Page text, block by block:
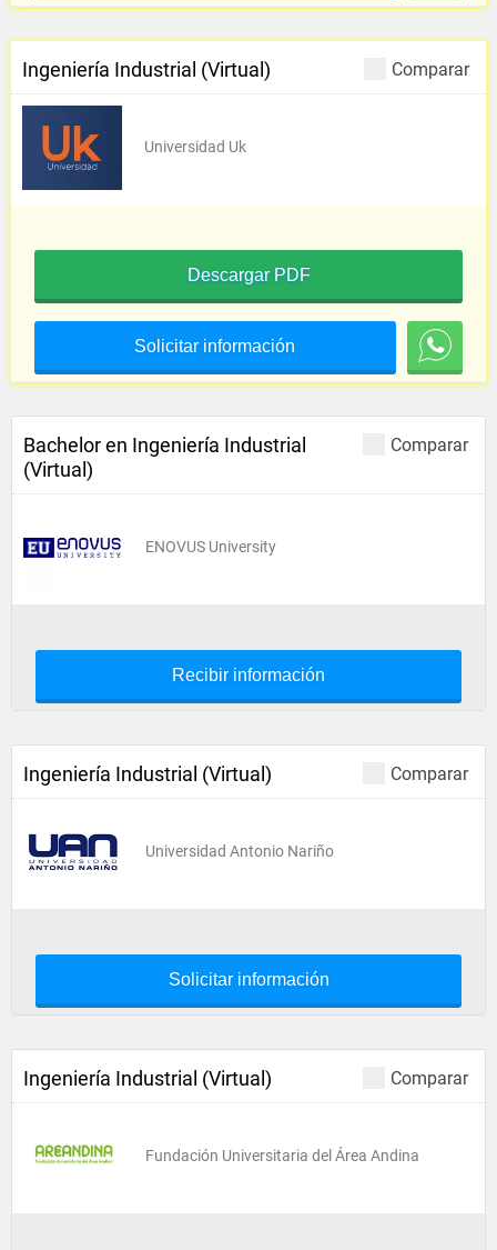
Comparar
Ingeniería Industrial (Virtual)
Universidad Uk
Descargar PDF
Solicitar información
Comparar
Bachelor en Ingeniería Industrial
(Virtual)
ENOVUS University
Recibir información
Comparar
Ingeniería Industrial (Virtual)
Universidad Antonio Nariño
Solicitar información
Comparar
Ingeniería Industrial (Virtual)
Fundación Universitaria del Área Andina